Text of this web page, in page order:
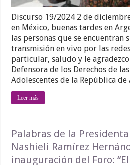
Discurso 19/2024 2 de
en México, buenas tardes en
las personas que se encuentran
transmisión en vivo por las
particular, saludo y le
Defensora de los Derechos de
Adolescentes de la República
Leer más
Palabras de la
Nashieli Ramírez
inauguración del Foro: